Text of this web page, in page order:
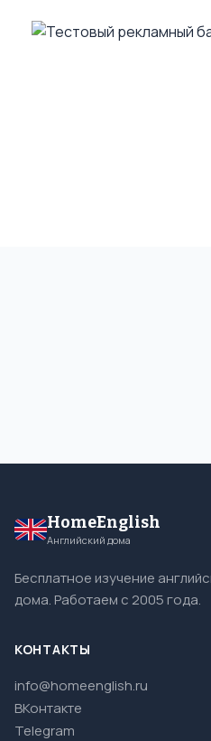
HomeEnglish
Английский дома
Бесплатное изучение
дома. Работаем с 2005 года.
КОНТАКТЫ
info@homeenglish.ru
ВКонтакте
Telegram